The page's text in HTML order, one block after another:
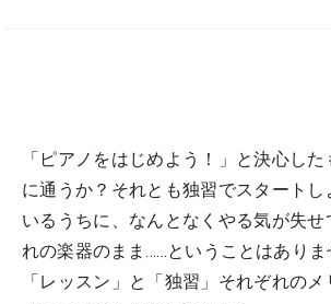
「ピアノをはじめよう！」と決心し
に通うか？それとも独習でスタートし
いるうちに、なんとなくやる気が失
れの楽器のまま……ということはありま
「レッスン」と「独習」それぞれの